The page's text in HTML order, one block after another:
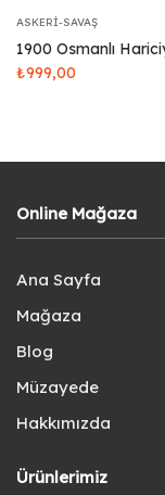
ASKERI-SAVAŞ
1900 Osmanlı
₺999,00
Online Mağaza
Ana Sayfa
Mağaza
Blog
Müzayede
Hakkımızda
Ürünlerimiz